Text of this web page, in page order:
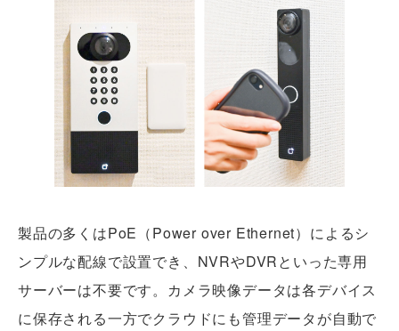
製品の多くはPoE（Power over Ethernet）によるシ
ンプルな配線で設置でき、NVRやDVRといった専用
サーバーは不要です。カメラ映像データは各デバイス
に保存される一方でクラウドにも管理データが自動で